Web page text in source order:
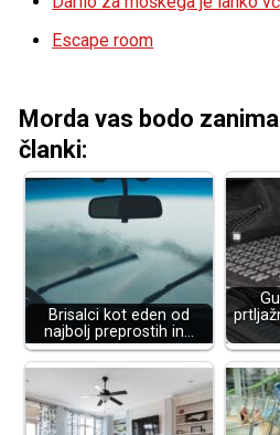
Escape room
Morda vas bodo
članki:
Brisalci kot eden od
najbolj preprostih in…